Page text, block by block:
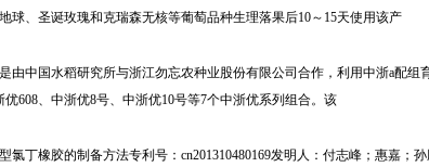
球、圣诞玫瑰和克瑞森无核等葡萄品种生理落果后10～15天使用该产
由中国水稻研究所与浙江勿忘农种业股份有限公司合作，利用中浙a配组
优608、中浙优8号、中浙优10号等7个中浙优系列组合。该
氯丁橡胶的制备方法专利号：cn201310480169发明人：付志峰；惠嘉；